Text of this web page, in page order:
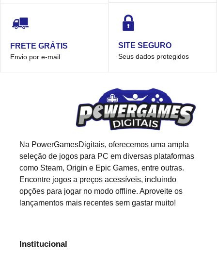
FRETE GRÁTIS
Envio por e-mail
SITE SEGURO
Seus dados protegidos
Na PowerGamesDigitais, oferecemos uma ampla
seleção de jogos para PC em diversas plataformas
como Steam, Origin e Epic Games, entre outras.
Encontre jogos a preços acessíveis, incluindo
opções para jogar no modo offline. Aproveite os
lançamentos mais recentes sem gastar muito!
Institucional